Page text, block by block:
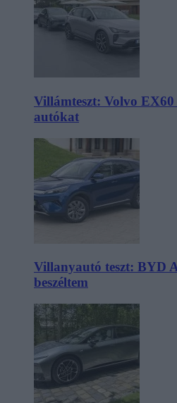
Villámteszt: Volvo EX60
autókat
Villanyautó teszt: BYD
beszéltem